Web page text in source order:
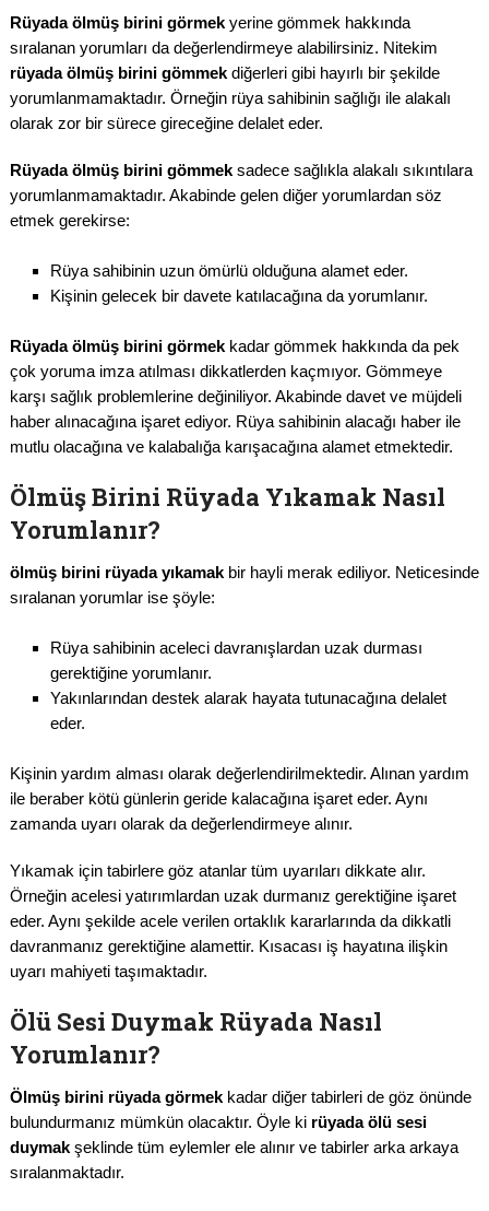
Rüyada ölmüş birini görmek yerine gömmek hakkında
sıralanan yorumları da değerlendirmeye alabilirsiniz. Nitekim
rüyada ölmüş birini gömmek diğerleri gibi hayırlı bir şekilde
yorumlanmamaktadır. Örneğin rüya sahibinin sağlığı ile alakalı
olarak zor bir sürece gireceğine delalet eder.
Rüyada ölmüş birini gömmek sadece sağlıkla alakalı sıkıntılara
yorumlanmamaktadır. Akabinde gelen diğer yorumlardan söz
etmek gerekirse:
Rüya sahibinin uzun ömürlü olduğuna alamet eder.
Kişinin gelecek bir davete katılacağına da yorumlanır.
Rüyada ölmüş birini görmek kadar gömmek hakkında da pek
çok yoruma imza atılması dikkatlerden kaçmıyor. Gömmeye
karşı sağlık problemlerine değiniliyor. Akabinde davet ve müjdeli
haber alınacağına işaret ediyor. Rüya sahibinin alacağı haber ile
mutlu olacağına ve kalabalığa karışacağına alamet etmektedir.
Ölmüş Birini Rüyada Yıkamak Nasıl
Yorumlanır?
ölmüş birini rüyada yıkamak bir hayli merak ediliyor. Neticesinde
sıralanan yorumlar ise şöyle:
Rüya sahibinin aceleci davranışlardan uzak durması
gerektiğine yorumlanır.
Yakınlarından destek alarak hayata tutunacağına delalet
eder.
Kişinin yardım alması olarak değerlendirilmektedir. Alınan yardım
ile beraber kötü günlerin geride kalacağına işaret eder. Aynı
zamanda uyarı olarak da değerlendirmeye alınır.
Yıkamak için tabirlere göz atanlar tüm uyarıları dikkate alır.
Örneğin acelesi yatırımlardan uzak durmanız gerektiğine işaret
eder. Aynı şekilde acele verilen ortaklık kararlarında da dikkatli
davranmanız gerektiğine alamettir. Kısacası iş hayatına ilişkin
uyarı mahiyeti taşımaktadır.
Ölü Sesi Duymak Rüyada Nasıl
Yorumlanır?
Ölmüş birini rüyadagörmek kadar diğer tabirleri de göz önünde
bulundurmanız mümkün olacaktır. Öyle ki rüyada ölü sesi
duymakşeklinde tüm eylemler ele alınır ve tabirler arka arkaya
sıralanmaktadır.